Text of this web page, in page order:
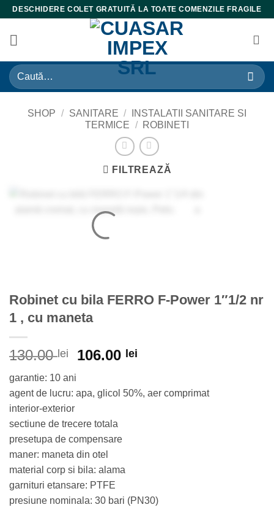
Skip
content
DESCHIDERE COLET GRATUITĂ LA TOATE COMENZILE FRAGILE
Caută
după:
SHOP / SANITARE /
INSTALATII SANITARE SI
TERMICE / ROBINETI
FILTREAZĂ
Robinet cu bila FERRO F-Power 1″1/2 nr
1 , cu maneta
130.00 lei
Prețul
fost:
106.00 lei
106.00 lei.
garantie: 10 ani
agent de lucru: apa, glicol 50%, aer comprimat
interior-exterior
sectiune de trecere totala
presetupa de compensare
maner: maneta din otel
material corp si bila: alama
garnituri etansare: PTFE
presiune nominala: 30 bari (PN30)